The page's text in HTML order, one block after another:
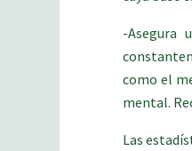
-Asegura
como el
mental.
Las